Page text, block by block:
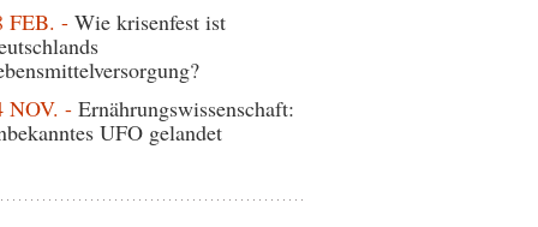
FEB. - Wie krisenfest ist
NOV. - Ernährungswissenschaft:
UFO gelandet